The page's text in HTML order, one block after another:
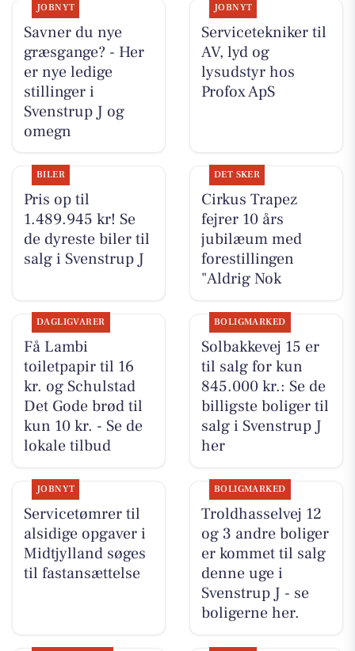
JOBNYT
Savner du nye
græsgange? - Her
er nye ledige
stillinger i
Svenstrup J og
omegn
JOBNYT
Servicetekniker til
AV, lyd og
lysudstyr hos
Profox ApS
BILER
Pris op til
1.489.945 kr! Se
de dyreste biler til
salg i Svenstrup J
DET SKER
Cirkus Trapez
fejrer 10 års
jubilæum med
forestillingen
"Aldrig Nok
DAGLIGVARER
Få Lambi
toiletpapir til 16
kr. og Schulstad
Det Gode brød til
kun 10 kr. - Se de
lokale tilbud
BOLIGMARKED
Solbakkevej 15 er
til salg for kun
845.000 kr.: Se de
billigste boliger til
salg i Svenstrup J
her
JOBNYT
Servicetømrer til
alsidige opgaver i
Midtjylland søges
til fastansættelse
BOLIGMARKED
Troldhasselvej 12
og 3 andre boliger
er kommet til salg
denne uge i
Svenstrup J - se
boligerne her.